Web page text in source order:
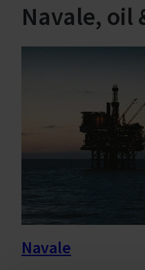
Navale, oil
Navale